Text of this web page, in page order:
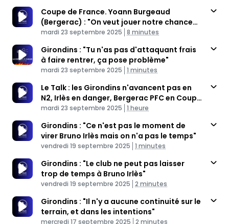
Coupe de France. Yoann Burgeaud
(Bergerac) : "On veut jouer notre chance
face aux Girondins de Bordeaux"
Published At
mardi 23 septembre 2025 Time
8 minutes
Girondins : "Tu n'as pas d'attaquant frais
à faire rentrer, ça pose problème"
Published At
mardi 23 septembre 2025 Time
1 minutes
Le Talk : les Girondins n'avancent pas en
N2, Irlès en danger, Bergerac PFC en Coupe
de France
Published At
mardi 23 septembre 2025 Time
1 heure
Girondins : "Ce n'est pas le moment de
virer Bruno Irlès mais on n'a pas le temps"
Published At
vendredi 19 septembre 2025 Time
1 minutes
Girondins : "Le club ne peut pas laisser
trop de temps à Bruno Irlès"
Published At
vendredi 19 septembre 2025 Time
2 minutes
Girondins : "Il n'y a aucune continuité sur le
terrain, et dans les intentions"
Published At
mercredi 17 septembre 2025 Time
2 minutes